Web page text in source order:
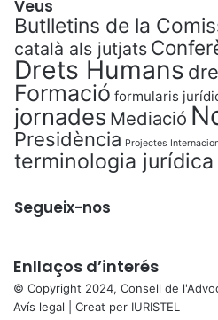
Veus
Butlletins de la
català als jutjats
Drets Humans
Formació formularis
jornades Mediació
Presidència Projectes
terminologia jurídica
Segueix-nos
Enllaços d’interés
© Copyright 2024, Consell de
Avís legal | Creat per IURISTEL